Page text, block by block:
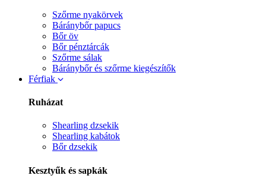
Szőrme nyakörvek
Báránybőr papucs
Bőr öv
Bőr pénztárcák
Szőrme sálak
Báránybőr és szőrme kiegészítők
Férfiak
Ruházat
Shearling dzsekik
Shearling kabátok
Bőr dzsekik
Kesztyűk és sapkák